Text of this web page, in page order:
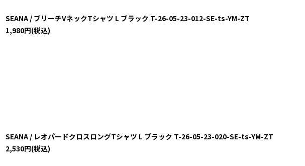
SEANA / ブリーチVネックTシャツ L ブラック T-26-05-23-012-SE-ts-YM-ZT
1,980円(税込)
SEANA / レオパードクロスロングTシャツ L ブラック T-26-05-23-020-SE-ts-YM-ZT
2,530円(税込)